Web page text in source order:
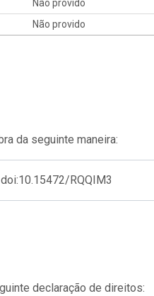
Não provido
Não provido
da seguinte maneira:
RQQIM3
declaração de direitos: